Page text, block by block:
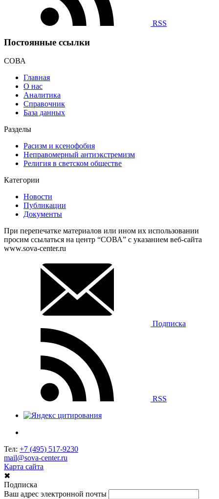
RSS
Постоянные ссылки
СОВА
Главная
О нас
Аналитика
Справочник
База данных
Разделы
Расизм и ксенофобия
Неправомерный антиэкстремизм
Религия в светском обществе
Категории
Новости
Публикации
Документы
При перепечатке материалов или ином их использовании
просим ссылаться на центр “СОВА” с указанием веб-сайта
www.sova-center.ru
Подписка
RSS
Тел: +7 (495) 517-9230
mail@sova-center.ru
Карта сайта
✖
Подписка
Ваш адрес электронной почты